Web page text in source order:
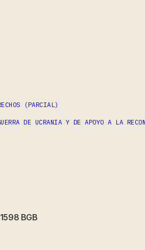
(PARCIAL)
DE UCRANIA Y DE APOYO A LA
BGB